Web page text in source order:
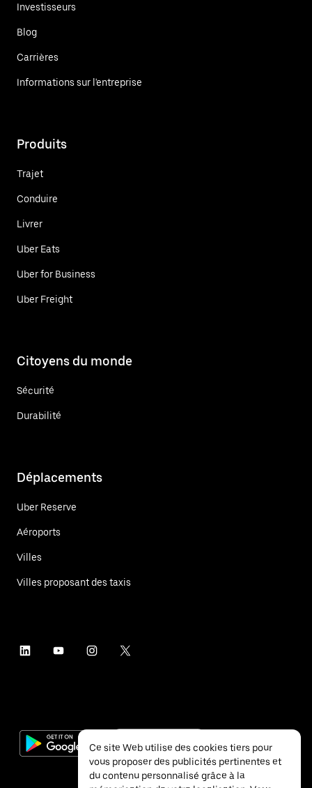
Investisseurs
Blog
Carrières
Informations sur l'entreprise
Produits
Trajet
Conduire
Livrer
Uber Eats
Uber for Business
Uber Freight
Citoyens du monde
Sécurité
Durabilité
Déplacements
Uber Reserve
Aéroports
Villes
Villes proposant des taxis
Ce site Web utilise des cookies tiers pour
vous proposer des publicités pertinentes et
du contenu personnalisé grâce à la